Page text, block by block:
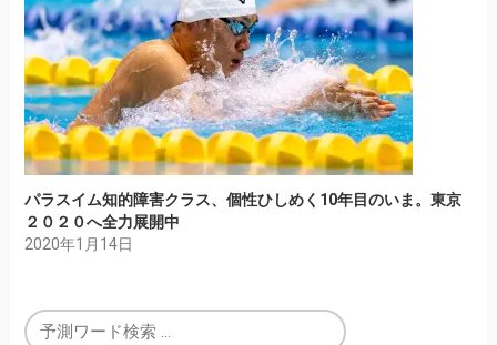
パラスイム知的障害クラス、個性ひしめく10年目のいま。東京
２０２０へ全力展開中
2020年1月14日